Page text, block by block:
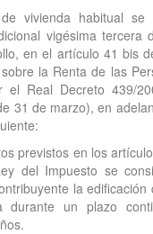
vivienda habitual
vigésima tercera
en el artículo 41 bis
la Renta de las
el Real Decreto 439/
31 de marzo), en
previstos en los
del Impuesto se
la edificación
durante un plazo